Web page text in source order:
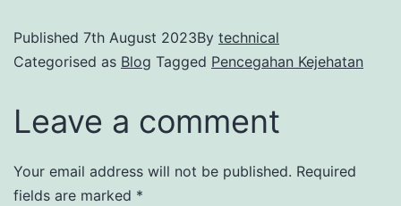
Published 7th August 2023By technical
Categorised as Blog Tagged Pencegahan Kejehatan
Leave a comment
Your email address will not be published. Required
fields are marked *